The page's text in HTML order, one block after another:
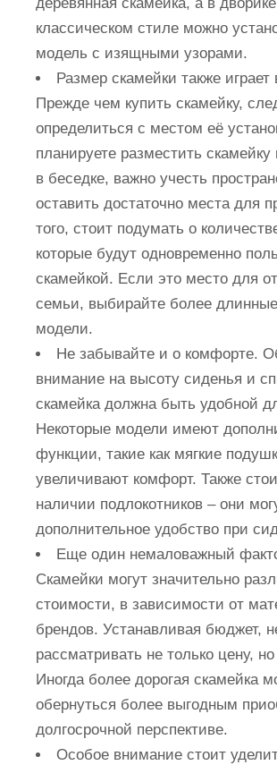
классическом стиле можно
модель с изящными узорами.
Размер скамейки также
Прежде чем купить скамейку,
определиться с местом её
планируете разместить
в беседке, важно учесть
оставить достаточно места для
того, стоит подумать о
которые будут одновременно
скамейкой. Если это место для
семьи, выбирайте более
модели.
Не забывайте и о комфорте.
внимание на высоту сиденья и
скамейка должна быть удобной
Некоторые модели имеют
функции, такие как мягкие
увеличивают комфорт. Также
наличии подлокотников – они
дополнительное удобство при
Еще один немаловажный
Скамейки могут значительно
стоимости, в зависимости от
брендов. Устанавливая бюджет,
рассматривать не только цену,
Иногда более дорогая скамейка
обернуться более выгодным
долгосрочной перспективе.
Особое внимание стоит